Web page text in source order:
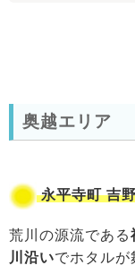
奥越エリア
永平寺町 吉
荒川の源流である
川沿いでホタルが